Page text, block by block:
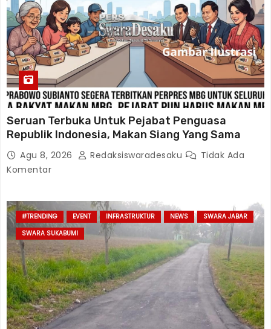
Seruan Terbuka Untuk Pejabat Penguasa
Republik Indonesia, Makan Siang Yang Sama
Agu 8, 2026 Redaksiswaradesaku
Tidak Ada
Komentar
#TRENDING EVENT INFRASTRUKTUR NEWS
SWARA JABAR
SWARA SUKABUMI